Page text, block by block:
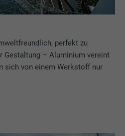
perfekt zu
Gestaltung – Aluminium vereint
sich von einem Werkstoff nur